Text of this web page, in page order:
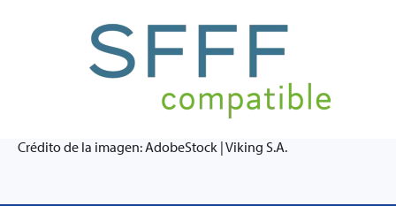
Crédito de la imagen: AdobeStock | Viking S.A.